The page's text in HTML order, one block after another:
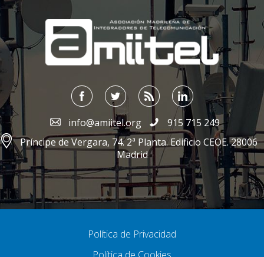
;
info@amiitel.org
915 715 249
Príncipe de Vergara, 74. 2ª Planta. Edificio CEOE. 28006
Madrid
Política de Privacidad